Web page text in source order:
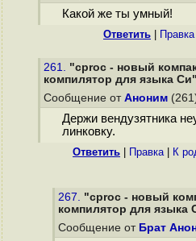
Какой же ты умный!
Ответить Правка
261. "cproc - новый
компилятор для языка Си"
Сообщение от Аноним
Держи вендузятника
линковку.
Ответить Правка| К
267. "cproc - новый
компилятор для языка
Сообщение от Брат